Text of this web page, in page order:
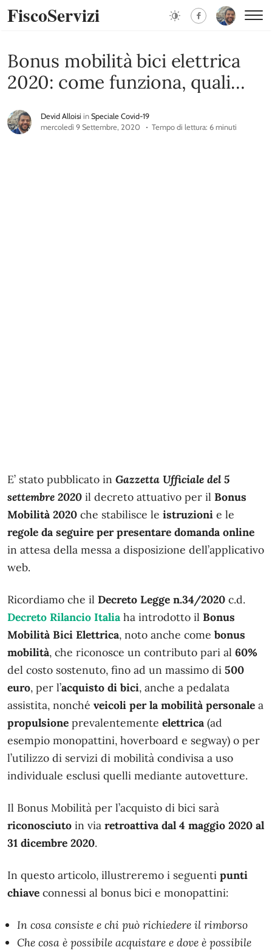
FiscoServizi
Bonus mobilità bici elettrica
2020: come funziona, quali
Devid Alloisi in Speciale Covid-19
mercoledì 9 Settembre, 2020
Tempo di lettura: 6 minuti
E’ stato pubblicato in Gazzetta Ufficiale del 5
settembre 2020 il decreto attuativo per il Bonus
Mobilità 2020 che stabilisce le istruzioni e le
regole da seguire per presentare domanda online
in attesa della messa a disposizione dell’applicativo
web.
Ricordiamo che il Decreto Legge n.34/2020 c.d.
Decreto Rilancio Italia ha introdotto il Bonus
Mobilità Bici Elettrica, noto anche come bonus
mobilità, che riconosce un contributo pari al 60%
del costo sostenuto, fino ad un massimo di 500
euro, per l’acquisto di bici, anche a pedalata
assistita, nonché veicoli per la mobilità personale a
propulsione prevalentemente elettrica (ad
esempio monopattini, hoverboard e segway) o per
l’utilizzo di servizi di mobilità condivisa a uso
individuale esclusi quelli mediante autovetture.
Il Bonus Mobilità per l’acquisto di bici sarà
riconosciuto in via retroattiva dal 4 maggio 2020 al
31 dicembre 2020.
In questo articolo, illustreremo i seguenti punti
chiave connessi al bonus bici e monopattini:
In cosa consiste e chi può richiedere il rimborso
Che cosa è possibile acquistare e dove è possibile